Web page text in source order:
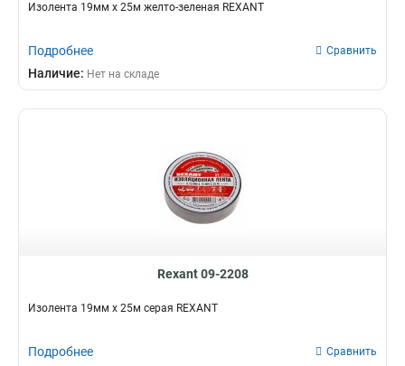
Изолента 19мм х 25м желто-зеленая REXANT
Подробнее Сравнить
Наличие: Нет на складе
Rexant 09-2208
Изолента 19мм х 25м серая REXANT
Подробнее Сравнить